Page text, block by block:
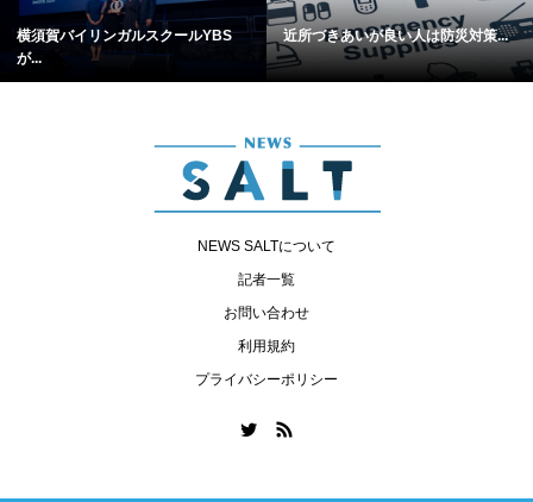
横須賀バイリンガルスクールYBS
が...
近所づきあいが良い人は防災対策...
NEWS SALTについて
記者一覧
お問い合わせ
利用規約
プライバシーポリシー